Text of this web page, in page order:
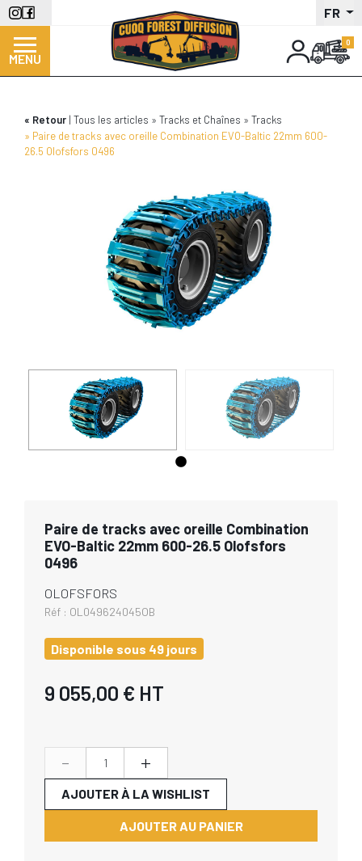
Aller
au
contenu
principal
FR
MENU
Retour Tous les articles Tracks et Chaînes
Tracks
Paire de tracks avec oreille Combination EVO-Baltic 22mm 600-
26.5 Olofsfors 0496
Paire de tracks avec oreille Combination
EVO-Baltic 22mm 600-26.5 Olofsfors
0496
OLOFSFORS
Réf : OL049624045OB
Disponible sous 49 jours
9 055,00 € HT
- +
AJOUTER AU PANIER
AJOUTER À LA WISHLIST